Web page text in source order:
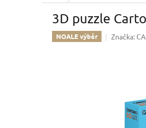
3D puzzle
NOALE výběr Značka: